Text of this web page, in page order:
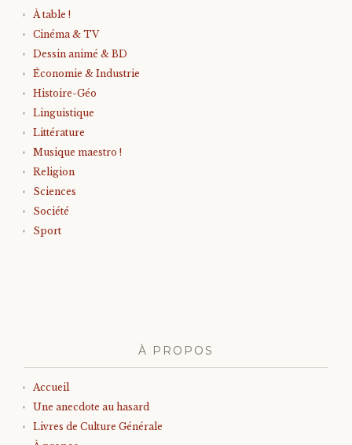
À table !
Cinéma & TV
Dessin animé & BD
Économie & Industrie
Histoire-Géo
Linguistique
Littérature
Musique maestro !
Religion
Sciences
Société
Sport
À PROPOS
Accueil
Une anecdote au hasard
Livres de Culture Générale